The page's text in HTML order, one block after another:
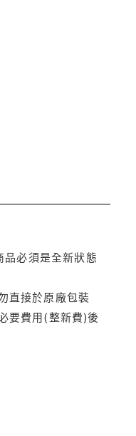
必須是全新狀態
直接於原廠包裝
要費用(整新費)後